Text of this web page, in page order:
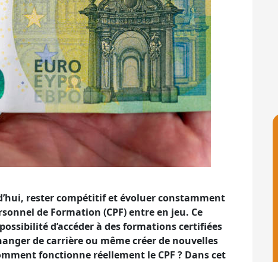
rester compétitif et évoluer constamment
de Formation (CPF) entre en jeu. Ce
d’accéder à des formations certifiées
de carrière ou même créer de nouvelles
fonctionne réellement le CPF ? Dans cet